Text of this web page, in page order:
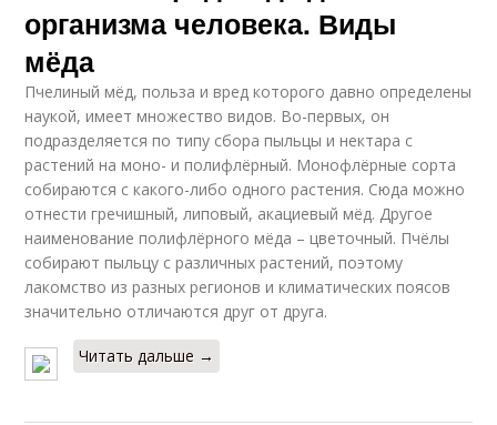
организма человека. Виды
мёда
Пчелиный мёд, польза и вред которого давно определены
наукой, имеет множество видов. Во-первых, он
подразделяется по типу сбора пыльцы и нектара с
растений на моно- и полифлёрный. Монофлёрные сорта
собираются с какого-либо одного растения. Сюда можно
отнести гречишный, липовый, акациевый мёд. Другое
наименование полифлёрного мёда – цветочный. Пчёлы
собирают пыльцу с различных растений, поэтому
лакомство из разных регионов и климатических поясов
значительно отличаются друг от друга.
Читать дальше →